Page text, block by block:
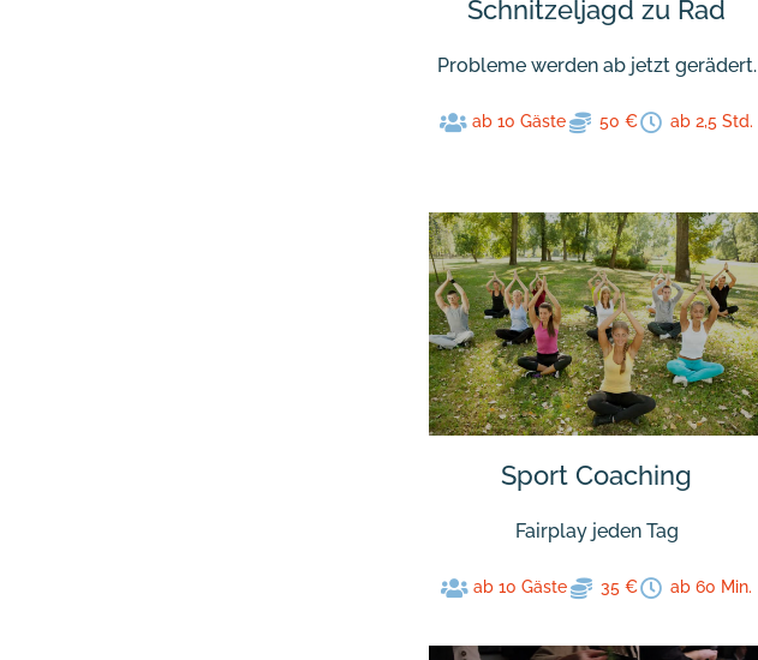
Schnitzeljagd zu Rad
Probleme werden ab jetzt gerädert.
ab 10 Gäste 50 € ab 2,5 Std.
Sport Coaching
Fairplay jeden Tag
ab 10 Gäste 35 € ab 60 Min.